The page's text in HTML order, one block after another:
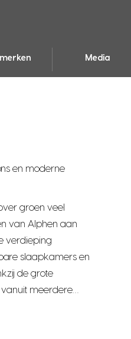
Media
en moderne
groen veel
van Alphen aan
verdieping
slaapkamers en
de grote
meerdere…